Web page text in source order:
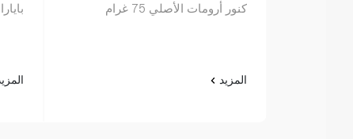
كنور أرومات الأصلي 75 غرام
المزيد
بايارا